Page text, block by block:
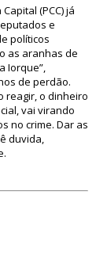
(PCC) já
e
políticos
as aranhas de
Iorque”,
de perdão.
reagir, o dinheiro
vai virando
no crime. Dar as
duvida,